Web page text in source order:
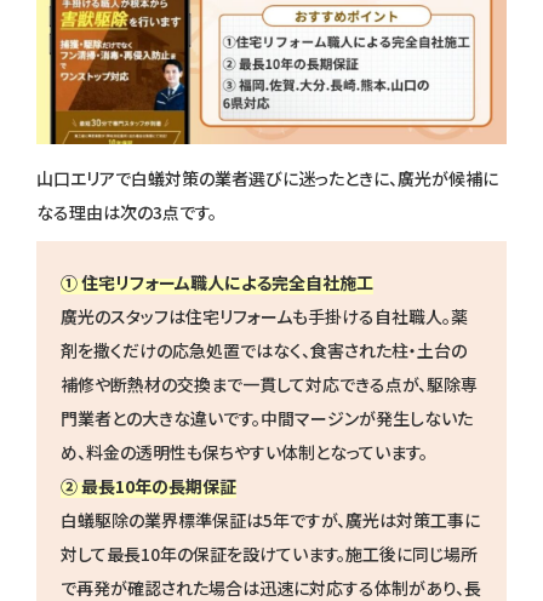
山口エリアで白蟻対策の業者選びに迷ったときに、廣光が候補に
なる理由は次の3点です。
① 住宅リフォーム職人による完全自社施工
廣光のスタッフは住宅リフォームも手掛ける自社職人。薬
剤を撒くだけの応急処置ではなく、食害された柱・土台の
補修や断熱材の交換まで一貫して対応できる点が、駆除専
門業者との大きな違いです。中間マージンが発生しないた
め、料金の透明性も保ちやすい体制となっています。
② 最長10年の長期保証
白蟻駆除の業界標準保証は5年ですが、廣光は対策工事に
対して最長10年の保証を設けています。施工後に同じ場所
で再発が確認された場合は迅速に対応する体制があり、長